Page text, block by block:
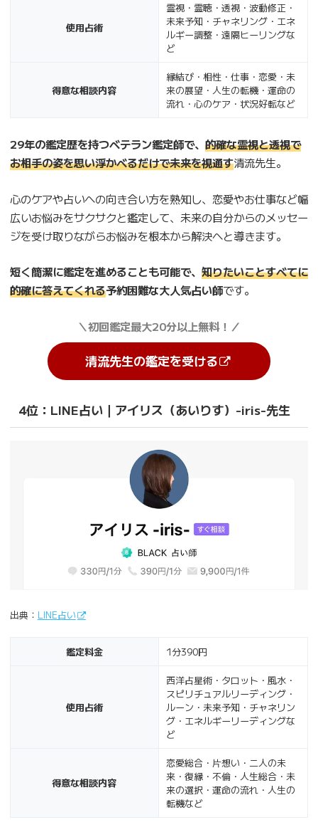
使用占術
霊視・霊聴・透視・波動修正・
未来予知・チャネリング・エネ
ルギー調整・遠隔ヒーリングな
ど
得意な相談内容
縁結び・相性・仕事・恋愛・未
来の展望・人生の転機・運命の
流れ・心のケア・状況好転など
29年の鑑定歴を持つベテラン鑑定師で、 的確な霊視と透視で
お相手の姿を思い浮かべるだけで未来を視通す清流先生。
心のケアや占いへの向き合い方を熟知し、恋愛やお仕事など幅
広いお悩みをサクサクと鑑定して、未来の自分からのメッセー
ジを受け取りながらお悩みを根本から解決へと導きます。
短く簡潔に鑑定を進めることも可能で、 知りたいことすべてに
的確に答えてくれる予約困難な大人気占い師です。
＼初回鑑定最大20分以上無料！／
清流先生の鑑定を受ける
4位：LINE占い｜アイリス（あいりす）-iris-先生
出典： LINE占い
鑑定料金 1分390円
使用占術
西洋占星術・タロット・風水・
スピリチュアルリーディング・
ルーン・未来予知・チャネリン
グ・エネルギーリーディングな
ど
得意な相談内容
恋愛総合・片想い・二人の未
来・復縁・不倫・人生総合・未
来の選択・運命の流れ・人生の
転機など